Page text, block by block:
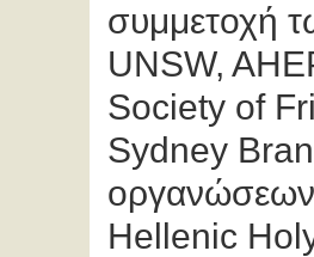
συμμετοχή
UNSW,
Society of
Sydney
Hellenic